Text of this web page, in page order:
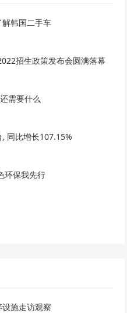
韩国二手车
招生政策发布会圆满落幕
需要什么
同比增长107.15%
环保我先行
施走访观察